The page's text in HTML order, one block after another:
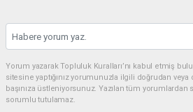
Yorum yazarak Topluluk Kuralları’nı kabul etmiş
sitesine yaptığınız yorumunuzla ilgili doğrudan
başınıza üstleniyorsunuz. Yazılan tüm
sorumlu tutulamaz.